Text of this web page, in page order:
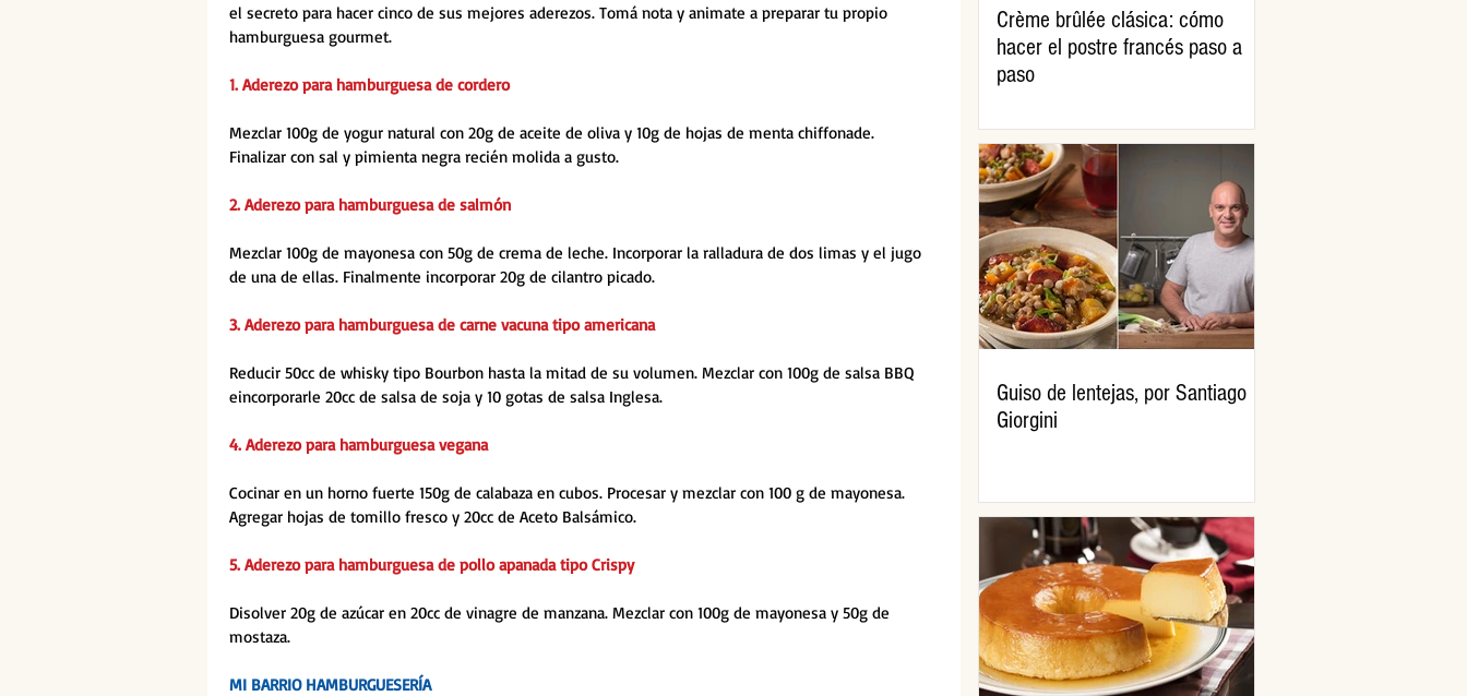
el secreto para hacer cinco de sus mejores aderezos. Tomá nota y animate a preparar tu propio
hamburguesa gourmet.
1. Aderezo para hamburguesa de cordero
Mezclar 100g de yogur natural con 20g de aceite de oliva y 10g de hojas de menta chiffonade.
Finalizar con sal y pimienta negra recién molida a gusto.
2. Aderezo para hamburguesa de salmón
Mezclar 100g de mayonesa con 50g de crema de leche. Incorporar la ralladura de dos limas y el jugo
de una de ellas. Finalmente incorporar 20g de cilantro picado.
3. Aderezo para hamburguesa de carne vacuna tipo americana
Reducir 50cc de whisky tipo Bourbon hasta la mitad de su volumen. Mezclar con 100g de salsa BBQ
eincorporarle 20cc de salsa de soja y 10 gotas de salsa Inglesa.
4. Aderezo para hamburguesa vegana
Cocinar en un horno fuerte 150g de calabaza en cubos. Procesar y mezclar con 100 g de mayonesa.
Agregar hojas de tomillo fresco y 20cc de Aceto Balsámico.
5. Aderezo para hamburguesa de pollo apanada tipo Crispy
Disolver 20g de azúcar en 20cc de vinagre de manzana. Mezclar con 100g de mayonesa y 50g de
mostaza.
MI BARRIO HAMBURGUESERÍA
Crème brûlée clásica: cómo
hacer el postre francés paso a
paso
Guiso de lentejas, por Santiago
Giorgini